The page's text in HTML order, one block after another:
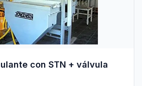
con STN + válvula